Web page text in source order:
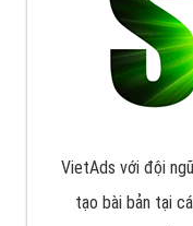
VietAds với đội
tạo bài bản tại